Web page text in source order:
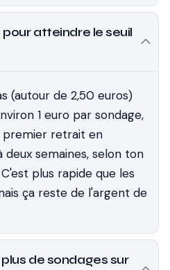
atteindre le seuil
(autour de 2,50 euros)
1 euro par sondage,
retrait en
deux semaines, selon ton
plus rapide que les
ça reste de l'argent de
de sondages sur